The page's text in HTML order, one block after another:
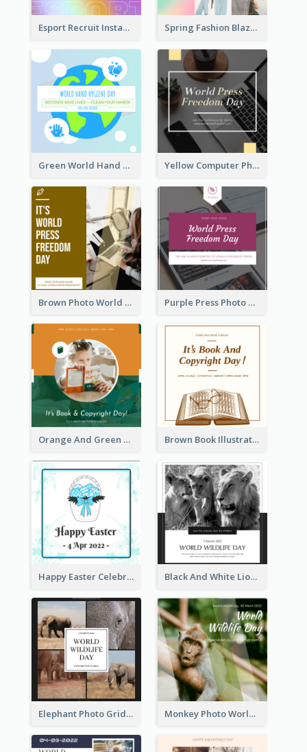
Esport Recruit Instagram Post Spring Fashion Blazer Instagram Post
Green World Hand Hygiene Day Instagram Post Yellow Computer Photo World Press Freedom Day Instagram Post
Brown Photo World Press Freedom Day Instagram Post Purple Press Photo World Press Freedom Day Instagram Post
Orange And Green Photo Book And Copyright Day Instagram Post Brown Book Illustration Book And Copyright Day Instagram Post
Happy Easter Celebration Instagram Post Black And White Lion World Wildlife Day Instagram Post
Elephant Photo Grid World Wildlife Day Instagram Post Monkey Photo World Wildlife Day Instagram Post